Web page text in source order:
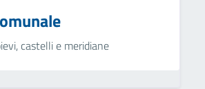
castelli e meridiane